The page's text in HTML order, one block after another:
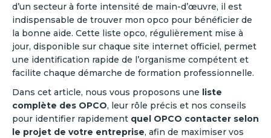
d’un secteur à forte intensité de main-d’œuvre, il est
indispensable de trouver mon opco pour bénéficier de
la bonne aide. Cette liste opco, régulièrement mise à
jour, disponible sur chaque site internet officiel, permet
une identification rapide de l’organisme compétent et
facilite chaque démarche de formation professionnelle.
Dans cet article, nous vous proposons une liste
complète des OPCO, leur rôle précis et nos conseils
pour identifier rapidement quel OPCO contacter selon
le projet de votre entreprise, afin de maximiser vos